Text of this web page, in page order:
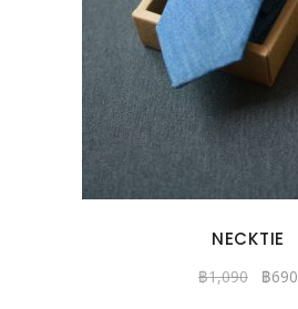
NECKTIE
฿1,090 ฿690